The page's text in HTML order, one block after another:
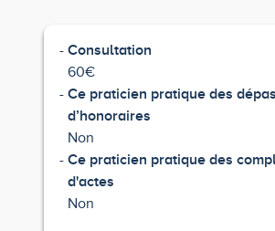
Consultation
60€
Ce praticien pratique des
d’honoraires
Non
Ce praticien pratique des
d'actes
Non